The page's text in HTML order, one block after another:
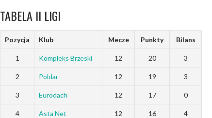
TABELA II LIGI
Pozycja Klub Mecze Punkty Bilans
1 Kompleks Brzeski 12 20 3
2 Poldar 12 19 3
3 Eurodach 12 17 0
4 Asta Net 12 16 4